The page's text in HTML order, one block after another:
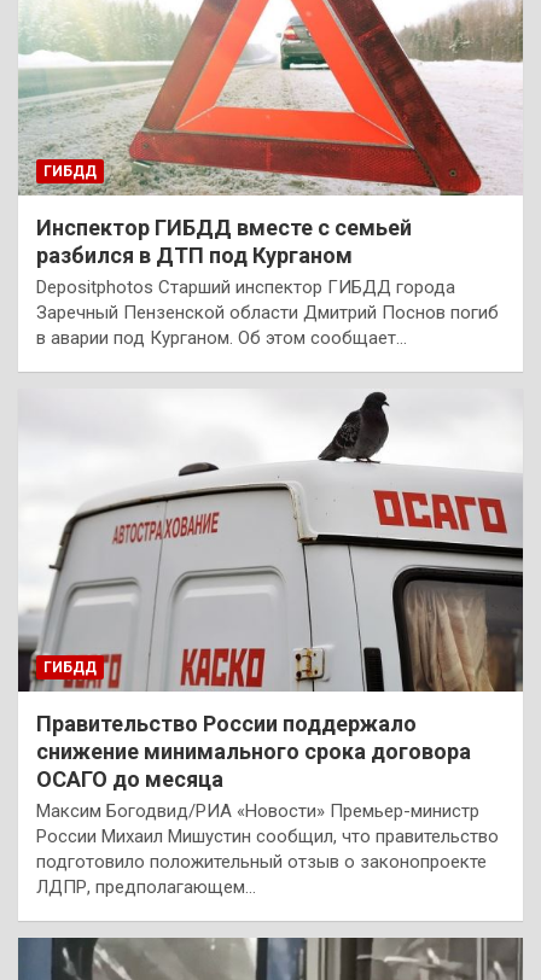
ГИБДД
Инспектор ГИБДД вместе с семьей
разбился в ДТП под Курганом
Depositphotos Старший инспектор ГИБДД города
Заречный Пензенской области Дмитрий Поснов погиб
в аварии под Курганом. Об этом сообщает…
ГИБДД
Правительство России поддержало
снижение минимального срока договора
ОСАГО до месяца
Максим Богодвид/РИА «Новости» Премьер-министр
России Михаил Мишустин сообщил, что правительство
подготовило положительный отзыв о законопроекте
ЛДПР, предполагающем…